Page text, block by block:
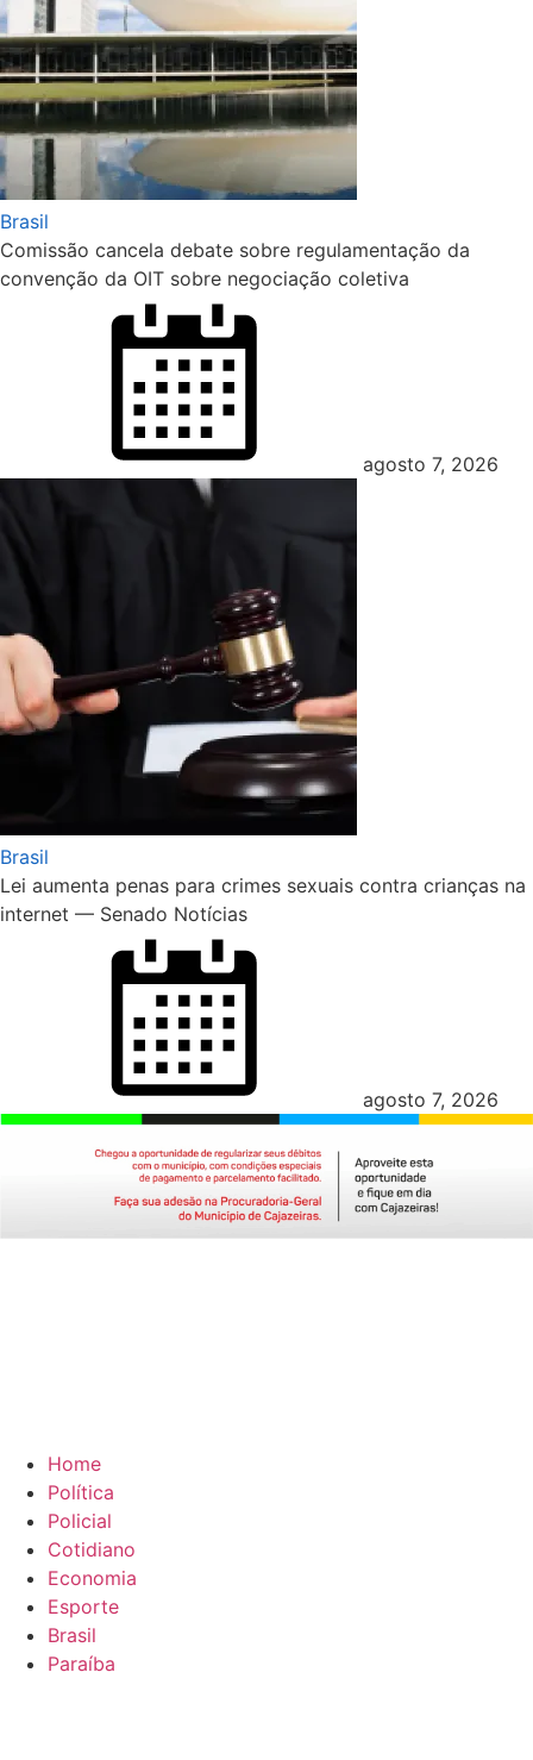
Brasil
Comissão cancela debate sobre regulamentação da
convenção da OIT sobre negociação coletiva
agosto 7, 2026
Brasil
Lei aumenta penas para crimes sexuais contra crianças na
internet — Senado Notícias
agosto 7, 2026
Home
Política
Policial
Cotidiano
Economia
Esporte
Brasil
Paraíba